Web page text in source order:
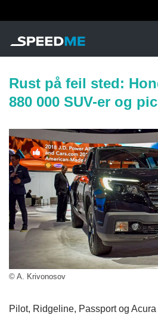
Rust på feil sted:
880 000 SUV-er og
© A. Krivonosov
Pilot, Ridgeline, Passport og